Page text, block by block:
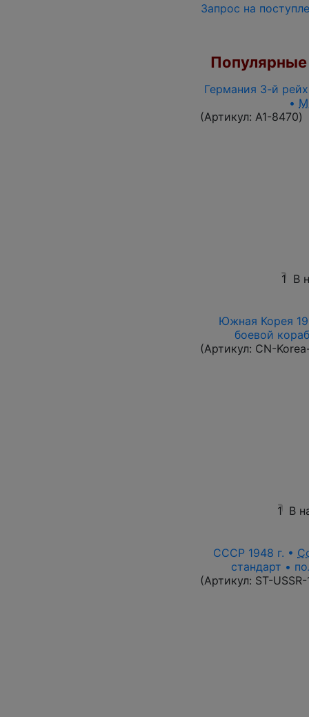
Запрос на
Германия 3-й
•
(Артикул: A1-8470)
1 В
Южная Корея
боевой
(Артикул: CN-
1 В
СССР 1948 г. •
стандарт •
(Артикул: ST-